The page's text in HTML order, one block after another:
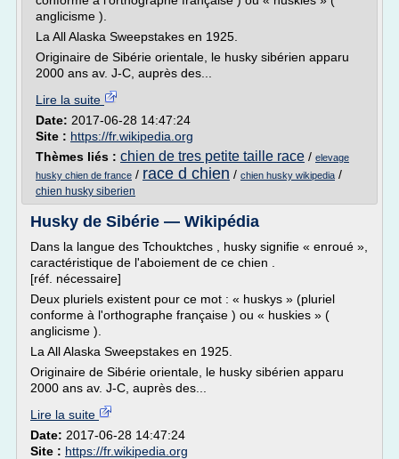
anglicisme ).
La All Alaska Sweepstakes en 1925.
Originaire de Sibérie orientale, le husky sibérien apparu
2000 ans av. J-C, auprès des...
Lire la suite
Date: 2017-06-28 14:47:24
Site : https://fr.wikipedia.org
Thèmes liés : chien de tres petite taille race / elevage
husky chien de france / race d chien / chien husky wikipedia /
chien husky siberien
Husky de Sibérie — Wikipédia
Dans la langue des Tchouktches , husky signifie « enroué »,
caractéristique de l'aboiement de ce chien .
[réf. nécessaire]
Deux pluriels existent pour ce mot : « huskys » (pluriel
conforme à l'orthographe française ) ou « huskies » (
anglicisme ).
La All Alaska Sweepstakes en 1925.
Originaire de Sibérie orientale, le husky sibérien apparu
2000 ans av. J-C, auprès des...
Lire la suite
Date: 2017-06-28 14:47:24
Site : https://fr.wikipedia.org